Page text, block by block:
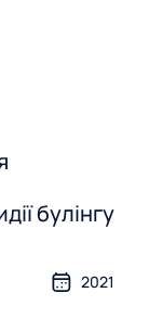
булінгу
2021